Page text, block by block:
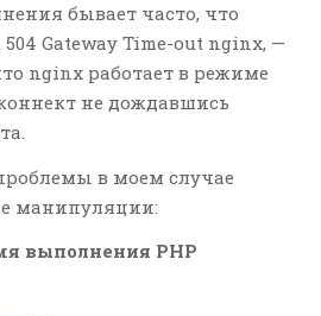
бывает часто, что
Gateway Time-out nginx, —
nginx работает в режиме
не дождавшись
в моем случае
манипуляции:
выполнения PHP